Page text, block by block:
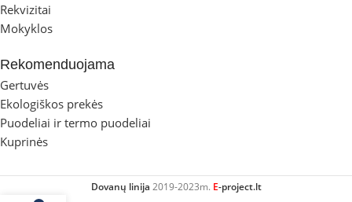
Rekvizitai
Mokyklos
Rekomenduojama
Gertuvės
Ekologiškos prekės
Puodeliai ir termo puodeliai
Kuprinės
Dovanų linija 2019-2023m. E-project.lt